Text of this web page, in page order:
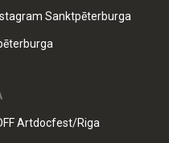
Sanktpēterburga
Artdocfest/Riga